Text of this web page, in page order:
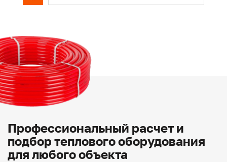
Профессиональный расчет и
подбор теплового оборудования
для любого объекта